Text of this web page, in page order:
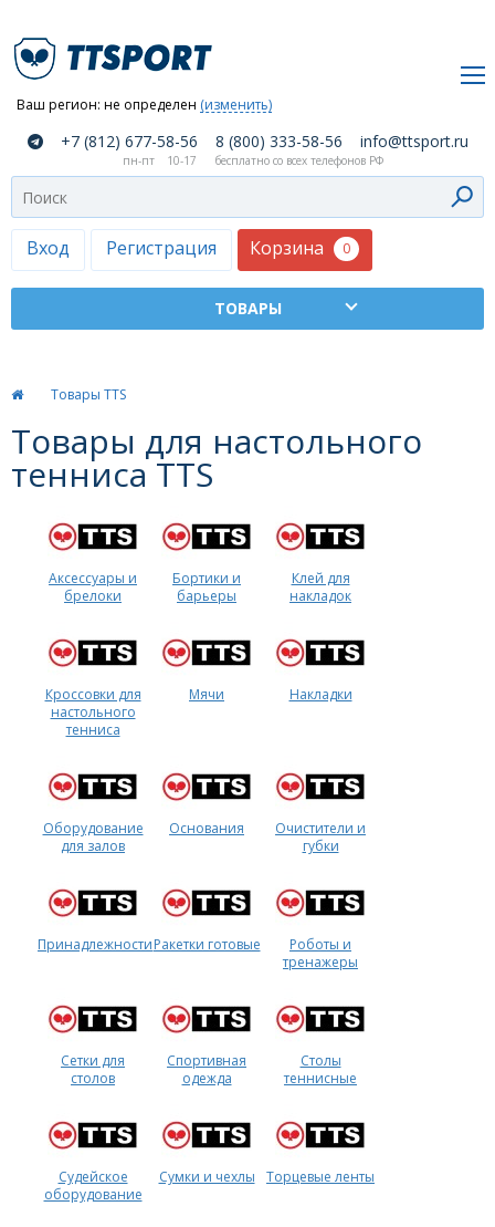
Ваш регион: не определен (изменить)
Вход Регистрация Корзина 0
компании
Как
сделать
заказ
Оплата
доставка
Москва
Дилеры
Контакты
Форум
Каталог
+7 (812) 677-58-56 8 (800) 333-58-56 info@ttsport.ru
пн-пт 10-17 бесплатно со всех телефонов РФ
Товары TTS
Товары для настольного
тенниса TTS
Аксессуары и
брелоки
Бортики и
барьеры
Клей для
накладок
Кроссовки для
настольного
тенниса
Мячи Накладки
Оборудование
для залов
Основания
Очистители и
губки
ПринадлежностиРакетки готовые
Роботы и
тренажеры
Сетки для
столов
Спортивная
одежда
Столы
теннисные
Судейское
оборудование
Сумки и чехлы Торцевые ленты